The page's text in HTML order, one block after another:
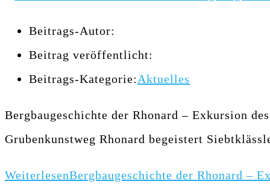
Beitrags-Autor:
Beitrag veröffentlicht:
Beitrags-Kategorie: Aktuelles
Bergbaugeschichte der Rhonard – Exkursion
Grubenkunstweg Rhonard begeistert
WeiterlesenBergbaugeschichte der Rhonard –